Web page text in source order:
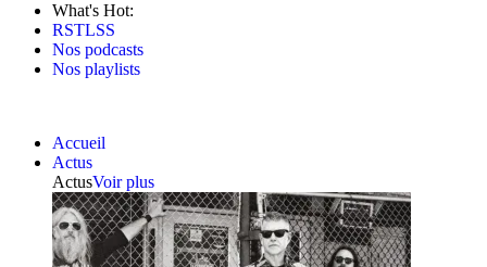
What's Hot:
RSTLSS
Nos podcasts
Nos playlists
Accueil
Actus
ActusVoir plus